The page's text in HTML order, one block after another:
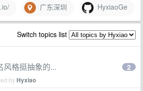
广东深圳 HyxiaoGe
Switch topics list
风格挺抽象的...
byHyxiao
2